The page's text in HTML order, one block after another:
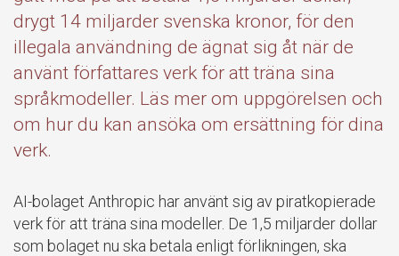
drygt 14 miljarder svenska kronor, för den
illegala användning de ägnat sig åt när de
använt författares verk för att träna sina
språkmodeller. Läs mer om uppgörelsen och
om hur du kan ansöka om ersättning för dina
verk.
AI-bolaget Anthropic har använt sig av piratkopierade
verk för att träna sina modeller. De 1,5 miljarder dollar
som bolaget nu ska betala enligt förlikningen, ska